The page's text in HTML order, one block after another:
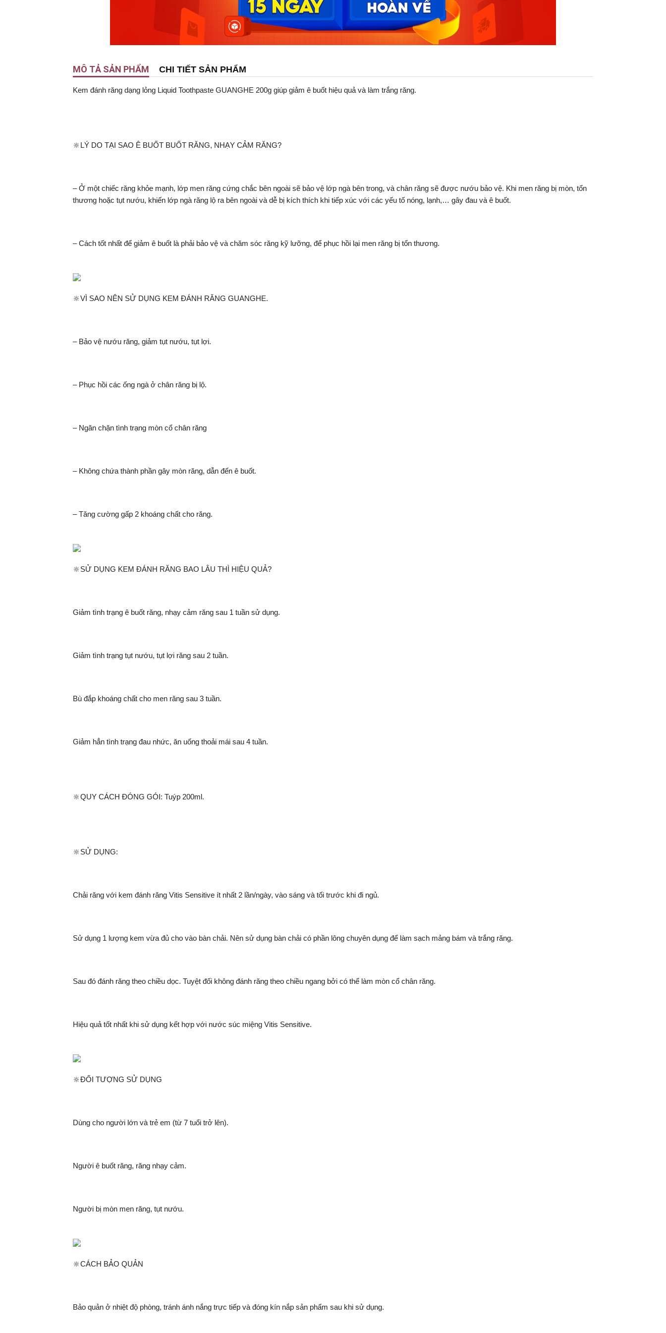
MÔ TẢ SẢN PHẨM CHI TIẾT SẢN PHẨM
Kem đánh răng dạng lỏng Liquid Toothpaste GUANGHE 200g giúp giảm ê buốt hiệu quả và làm trắng răng.
🔆LÝ DO TẠI SAO Ê BUỐT BUỐT RĂNG, NHẠY CẢM RĂNG?
– Ở một chiếc răng khỏe mạnh, lớp men răng cứng chắc bên ngoài sẽ bảo vệ lớp ngà bên trong, và chân răng sẽ được nướu bảo vệ. Khi men răng bị mòn, tổn
thương hoặc tụt nướu, khiến lớp ngà răng lộ ra bên ngoài và dễ bị kích thích khi tiếp xúc với các yếu tố nóng, lạnh,… gây đau và ê buốt.
– Cách tốt nhất để giảm ê buốt là phải bảo vệ và chăm sóc răng kỹ lưỡng, để phục hồi lại men răng bị tổn thương.
🔆VÌ SAO NÊN SỬ DỤNG KEM ĐÁNH RĂNG GUANGHE.
– Bảo vệ nướu răng, giảm tụt nướu, tụt lợi.
– Phục hồi các ống ngà ở chân răng bị lộ.
– Ngăn chặn tình trạng mòn cổ chân răng
– Không chứa thành phần gây mòn răng, dẫn đến ê buốt.
– Tăng cường gấp 2 khoáng chất cho răng.
🔆SỬ DỤNG KEM ĐÁNH RĂNG BAO LÂU THÌ HIỆU QUẢ?
Giảm tình trạng ê buốt răng, nhạy cảm răng sau 1 tuần sử dụng.
Giảm tình trạng tụt nướu, tụt lợi răng sau 2 tuần.
Bù đắp khoáng chất cho men răng sau 3 tuần.
Giảm hẳn tình trạng đau nhức, ăn uống thoải mái sau 4 tuần.
🔆QUY CÁCH ĐÓNG GÓI: Tuýp 200ml.
🔆SỬ DỤNG:
Chải răng với kem đánh răng Vitis Sensitive ít nhất 2 lần/ngày, vào sáng và tối trước khi đi ngủ.
Sử dụng 1 lượng kem vừa đủ cho vào bàn chải. Nên sử dụng bàn chải có phần lông chuyên dụng để làm sạch mảng bám và trắng răng.
Sau đó đánh răng theo chiều dọc. Tuyệt đối không đánh răng theo chiều ngang bởi có thể làm mòn cổ chân răng.
Hiệu quả tốt nhất khi sử dụng kết hợp với nước súc miệng Vitis Sensitive.
🔆ĐỐI TƯỢNG SỬ DỤNG
Dùng cho người lớn và trẻ em (từ 7 tuổi trở lên).
Người ê buốt răng, răng nhạy cảm.
Người bị mòn men răng, tụt nướu.
🔆CÁCH BẢO QUẢN
Bảo quản ở nhiệt độ phòng, tránh ánh nắng trực tiếp và đóng kín nắp sản phẩm sau khi sử dụng.